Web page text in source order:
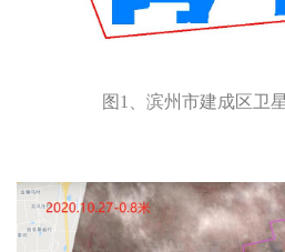
图1、滨州市建成区卫